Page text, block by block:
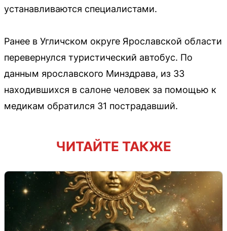
устанавливаются специалистами.
Ранее в Угличском округе Ярославской области
перевернулся туристический автобус. По
данным ярославского Минздрава, из 33
находившихся в салоне человек за помощью к
медикам обратился 31 пострадавший.
ЧИТАЙТЕ ТАКЖЕ